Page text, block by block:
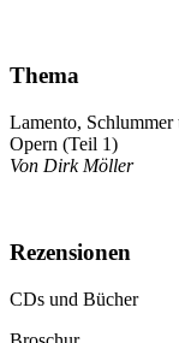
Thema
Lamento, Schlummer
Opern (Teil 1)
Von Dirk Möller
Rezensionen
CDs und Bücher